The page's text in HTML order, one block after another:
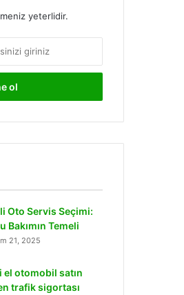
yeterlidir.
Oto Servis Seçimi:
Bakımın Temeli
21, 2025
el otomobil satın
trafik sigortası